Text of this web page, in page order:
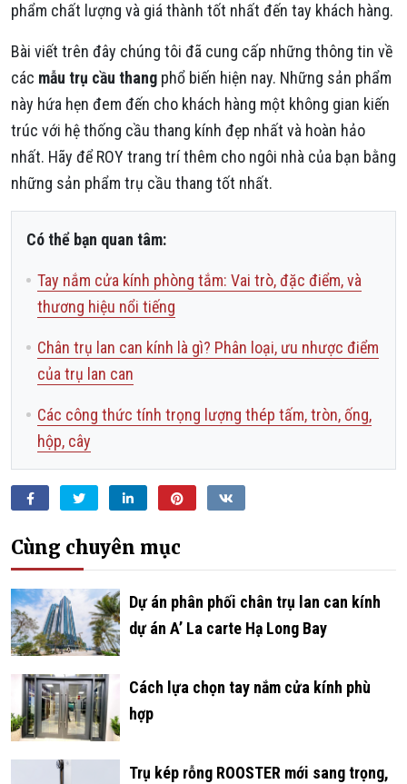
phẩm chất lượng và giá thành tốt nhất đến tay khách hàng.
Bài viết trên đây chúng tôi đã cung cấp những thông tin về
các mẫu trụ cầu thang phổ biến hiện nay. Những sản phẩm
này hứa hẹn đem đến cho khách hàng một không gian kiến
trúc với hệ thống cầu thang kính đẹp nhất và hoàn hảo
nhất. Hãy để ROY trang trí thêm cho ngôi nhà của bạn bằng
những sản phẩm trụ cầu thang tốt nhất.
Có thể bạn quan tâm:
Tay nắm cửa kính phòng tắm: Vai trò, đặc điểm, và
thương hiệu nổi tiếng
Chân trụ lan can kính là gì? Phân loại, ưu nhược điểm
của trụ lan can
Các công thức tính trọng lượng thép tấm, tròn, ống,
hộp, cây
FacebookTwitter LinkedIn Pinterest
Cùng chuyên mục
­­­­­­Dự án phân phối chân trụ lan can kính
dự án A’ La carte Hạ Long Bay
Cách lựa chọn tay nắm cửa kính phù
hợp
Trụ kép rỗng ROOSTER mới sang trọng,